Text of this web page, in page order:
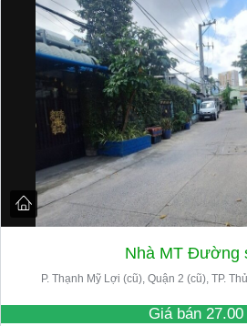
Nhà MT Đường
P. Thạnh Mỹ Lợi (cũ), Quận 2 (cũ), TP.
Giá bán